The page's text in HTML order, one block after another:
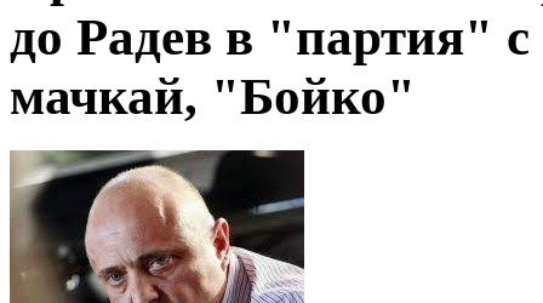
до Радев в "партия"
мачкай, "Бойко"